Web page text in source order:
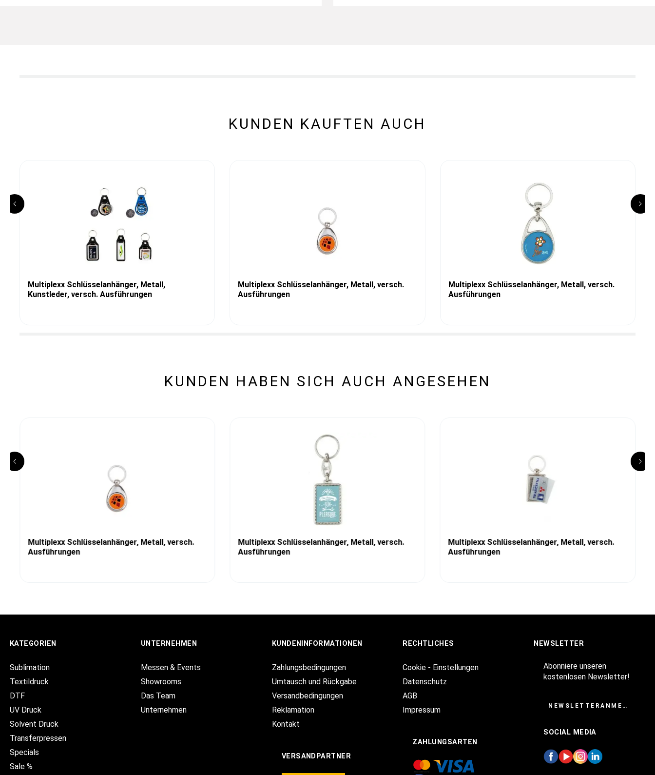
KUNDEN KAUFTEN AUCH
Multiplexx Schlüsselanhänger, Metall,
Kunstleder, versch. Ausführungen
Multiplexx Schlüsselanhänger, Metall, versch.
Ausführungen
Multiplexx Schlüsselanhänger, Metall, versch.
Ausführungen
KUNDEN HABEN SICH AUCH ANGESEHEN
Multiplexx Schlüsselanhänger, Metall, versch.
Ausführungen
Multiplexx Schlüsselanhänger, Metall, versch.
Ausführungen
Multiplexx Schlüsselanhänger, Metall, versch.
Ausführungen
KATEGORIEN
Sublimation
Textildruck
DTF
UV Druck
Solvent Druck
Transferpressen
Specials
Sale %
UNTERNEHMEN
Messen & Events
Showrooms
Das Team
Unternehmen
KUNDENINFORMATIONEN
Zahlungsbedingungen
Umtausch und Rückgabe
Versandbedingungen
Reklamation
Kontakt
VERSANDPARTNER
RECHTLICHES
Cookie - Einstellungen
Datenschutz
AGB
Impressum
ZAHLUNGSARTEN
NEWSLETTER
Abonniere unseren
kostenlosen Newsletter!
NEWSLETTERANMELDUNG
SOCIAL MEDIA